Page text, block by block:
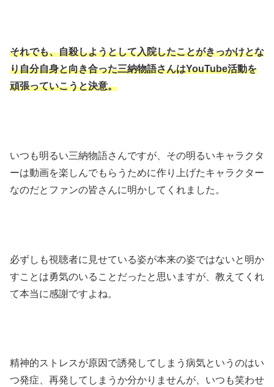
それでも、自殺しようとして入院したことがきっかけとな
り自分自身と向き合った三納物語さんはYouTube活動を
頑張っていこうと決意。
いつも明るい三納物語さんですが、その明るいキャラクタ
ーは動画を楽しんでもらうために作り上げたキャラクター
なのだとファンの皆さんに明かしてくれました。
必ずしも視聴者に見せている姿が本来の姿ではないと明か
すことは勇気のいることだったと思いますが、教えてくれ
て本当に感謝ですよね。
精神的ストレスが原因で誘発してしまう病気というのはい
つ発症、再発してしまうか分かりませんが、いつも笑わせ